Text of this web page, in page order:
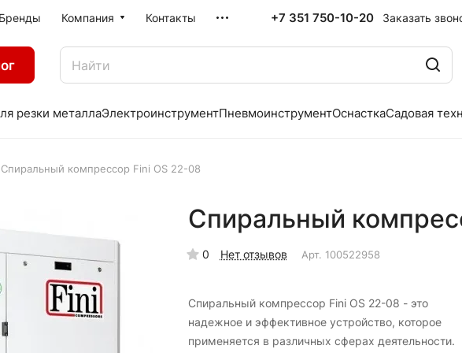
Бренды Компания Контакты +7 351 750-10-20 Заказать
резки металлаЭлектроинструментПневмоинструментОснасткаСадовая
Спиральный компрессор Fini OS 22-08
Спиральный
0 Нет отзывов Арт. 100522958
Спиральный компрессор Fini OS 22-08 - это
надежное и эффективное устройство, которое
применяется в различных сферах деятельности.